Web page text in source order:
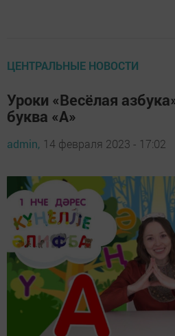
ЦЕНТРАЛЬНЫЕ НОВОСТИ
Уроки «Весёлая
буква «А»
admin, 14 февраля 2023 - 17:02